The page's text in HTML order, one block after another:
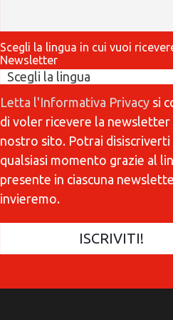
COMMUNICATIONES 420
Scegli la lingua in cui vuoi
Newsletter
Letta l'Informativa Privacysi
di voler ricevere la newsletter
nostro sito. Potrai disiscriverti
qualsiasi momento grazie al
presente in ciascuna
invieremo.